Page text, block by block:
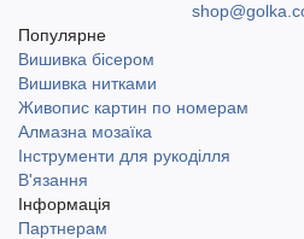
Популярне
Вишивка бісером
Вишивка нитками
Живопис картин по номерам
Алмазна мозаїка
Інструменти для рукоділля
В'язання
Інформація
Партнерам